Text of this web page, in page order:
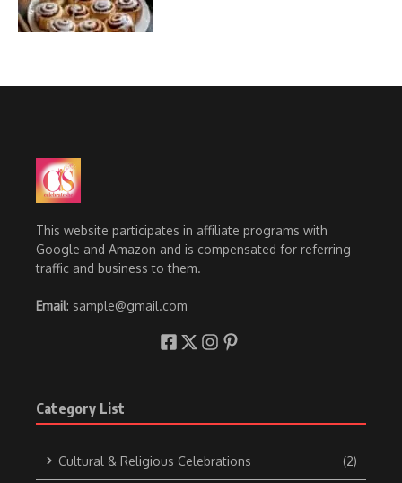
This website participates in affiliate programs with
Google and Amazon and is compensated for referring
traffic and business to them.
Email: sample@gmail.com
Category List
Cultural & Religious Celebrations (2)